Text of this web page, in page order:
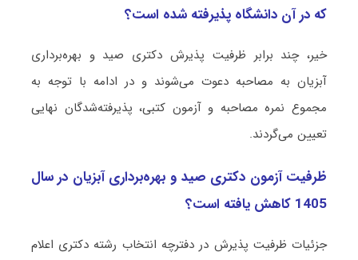
که در آن دانشگاه پذیرفته شده است؟
خیر، چند برابر ظرفیت پذیرش دکتری صید و ﺑﻬﺮهﺑﺮداری
آﺑﺰیان به مصاحبه دعوت می‌شوند و در ادامه با توجه به
مجموع نمره مصاحبه و آزمون کتبی، پذیرفته‌شدگان نهایی
تعیین می‌گردند.
ظرفیت آزمون دکتری صید و ﺑﻬﺮهﺑﺮداری آﺑﺰیان در سال
1405 کاهش یافته است؟
جزئیات ظرفیت پذیرش در دفترچه انتخاب رشته دکتری اعلام